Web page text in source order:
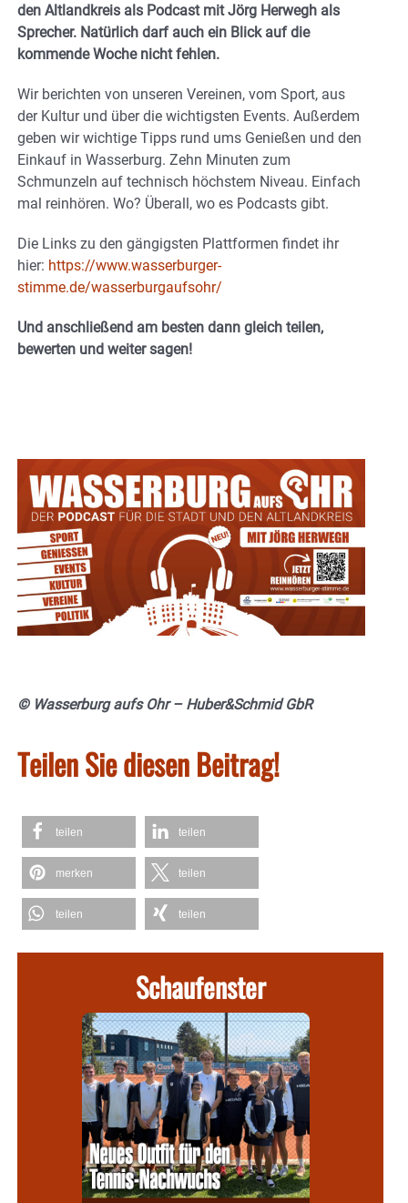
den Altlandkreis als Podcast mit Jörg Herwegh als
Sprecher. Natürlich darf auch ein Blick auf die
kommende Woche nicht fehlen.
Wir berichten von unseren Vereinen, vom Sport, aus
der Kultur und über die wichtigsten Events. Außerdem
geben wir wichtige Tipps rund ums Genießen und den
Einkauf in Wasserburg. Zehn Minuten zum
Schmunzeln auf technisch höchstem Niveau. Einfach
mal reinhören. Wo? Überall, wo es Podcasts gibt.
Die Links zu den gängigsten Plattformen findet ihr
hier: https://www.wasserburger-
stimme.de/wasserburgaufsohr/
Und anschließend am besten dann gleich teilen,
bewerten und weiter sagen!
© Wasserburg aufs Ohr – Huber&Schmid GbR
Teilen Sie diesen Beitrag!
teilen teilen
merken teilen
teilen teilen
Schaufenster